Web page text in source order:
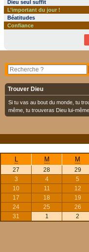
Dieu seul suffit
L’important du jour !
Béatitudes
Confiance
Trouver Dieu
Si tu vas au bout du monde, tu
même, tu trouveras Dieu lui-même.
L M M
27 28 29
3
4 5
10
11 12
17
18 19
24
25 26
31
1 2